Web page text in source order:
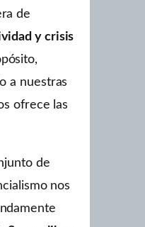
de
y crisis
a nuestras
ofrece las
de
nos